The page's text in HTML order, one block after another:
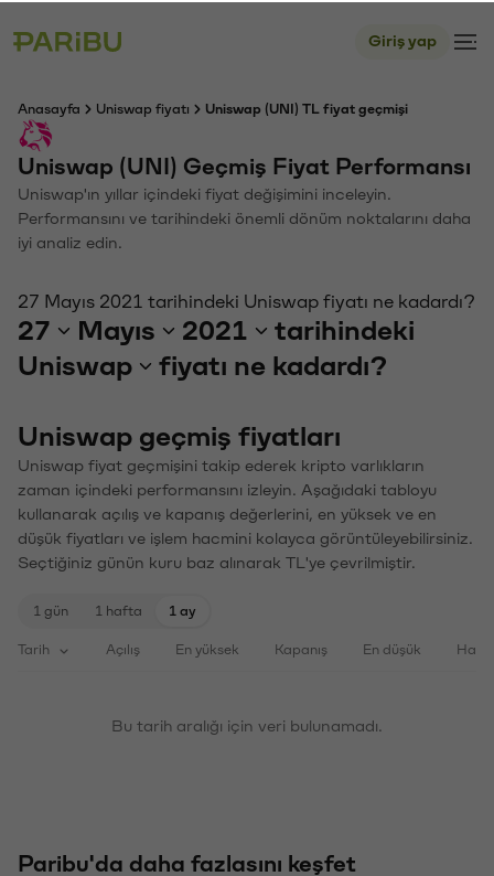
Giriş yap
Anasayfa Uniswap fiyatı Uniswap (UNI) TL fiyat geçmişi
Uniswap (UNI) Geçmiş Fiyat Performansı
Uniswap'ın yıllar içindeki fiyat değişimini inceleyin.
Performansını ve tarihindeki önemli dönüm noktalarını daha
iyi analiz edin.
27 Mayıs 2021 tarihindeki Uniswap fiyatı ne kadardı?
27 Mayıs 2021
tarihindeki
Uniswap
fiyatı ne kadardı?
Uniswap geçmiş fiyatları
Uniswap fiyat geçmişini takip ederek kripto varlıkların
zaman içindeki performansını izleyin. Aşağıdaki tabloyu
kullanarak açılış ve kapanış değerlerini, en yüksek ve en
düşük fiyatları ve işlem hacmini kolayca görüntüleyebilirsiniz.
Seçtiğiniz günün kuru baz alınarak TL'ye çevrilmiştir.
1 gün 1 hafta 1 ay
Tarih Açılış En yüksek Kapanış En düşük
Bu tarih aralığı için veri bulunamadı.
Paribu'da daha fazlasını keşfet